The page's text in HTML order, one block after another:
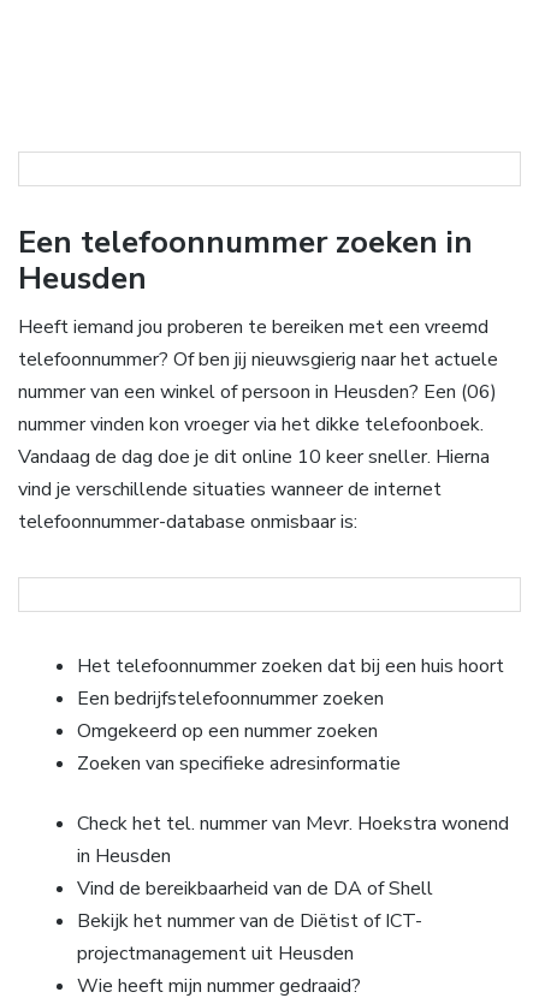
Een telefoonnummer zoeken in
Heusden
Heeft iemand jou proberen te bereiken met een vreemd
telefoonnummer? Of ben jij nieuwsgierig naar het actuele
nummer van een winkel of persoon in Heusden? Een (06)
nummer vinden kon vroeger via het dikke telefoonboek.
Vandaag de dag doe je dit online 10 keer sneller. Hierna
vind je verschillende situaties wanneer de internet
telefoonnummer-database onmisbaar is:
Het telefoonnummer zoeken dat bij een huis hoort
Een bedrijfstelefoonnummer zoeken
Omgekeerd op een nummer zoeken
Zoeken van specifieke adresinformatie
Check het tel. nummer van Mevr. Hoekstra wonend
in Heusden
Vind de bereikbaarheid van de DA of Shell
Bekijk het nummer van de Diëtist of ICT-
projectmanagement uit Heusden
Wie heeft mijn nummer gedraaid?